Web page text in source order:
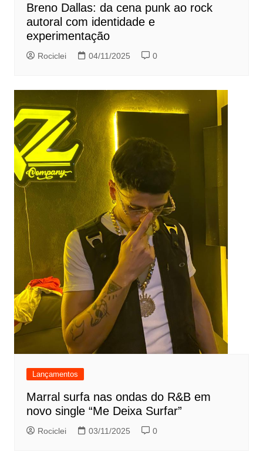
Breno Dallas: da cena punk ao rock
autoral com identidade e
experimentação
Rociclei 04/11/2025 0
Lançamentos
Marral surfa nas ondas do R&B em
novo single “Me Deixa Surfar”
Rociclei 03/11/2025 0